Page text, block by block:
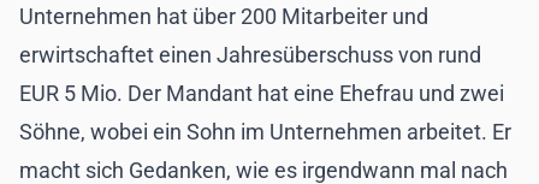
Unternehmen hat über 200 Mitarbeiter und
erwirtschaftet einen Jahresüberschuss von rund
EUR 5 Mio. Der Mandant hat eine Ehefrau und zwei
Söhne, wobei ein Sohn im Unternehmen arbeitet. Er
macht sich Gedanken, wie es irgendwann mal nach